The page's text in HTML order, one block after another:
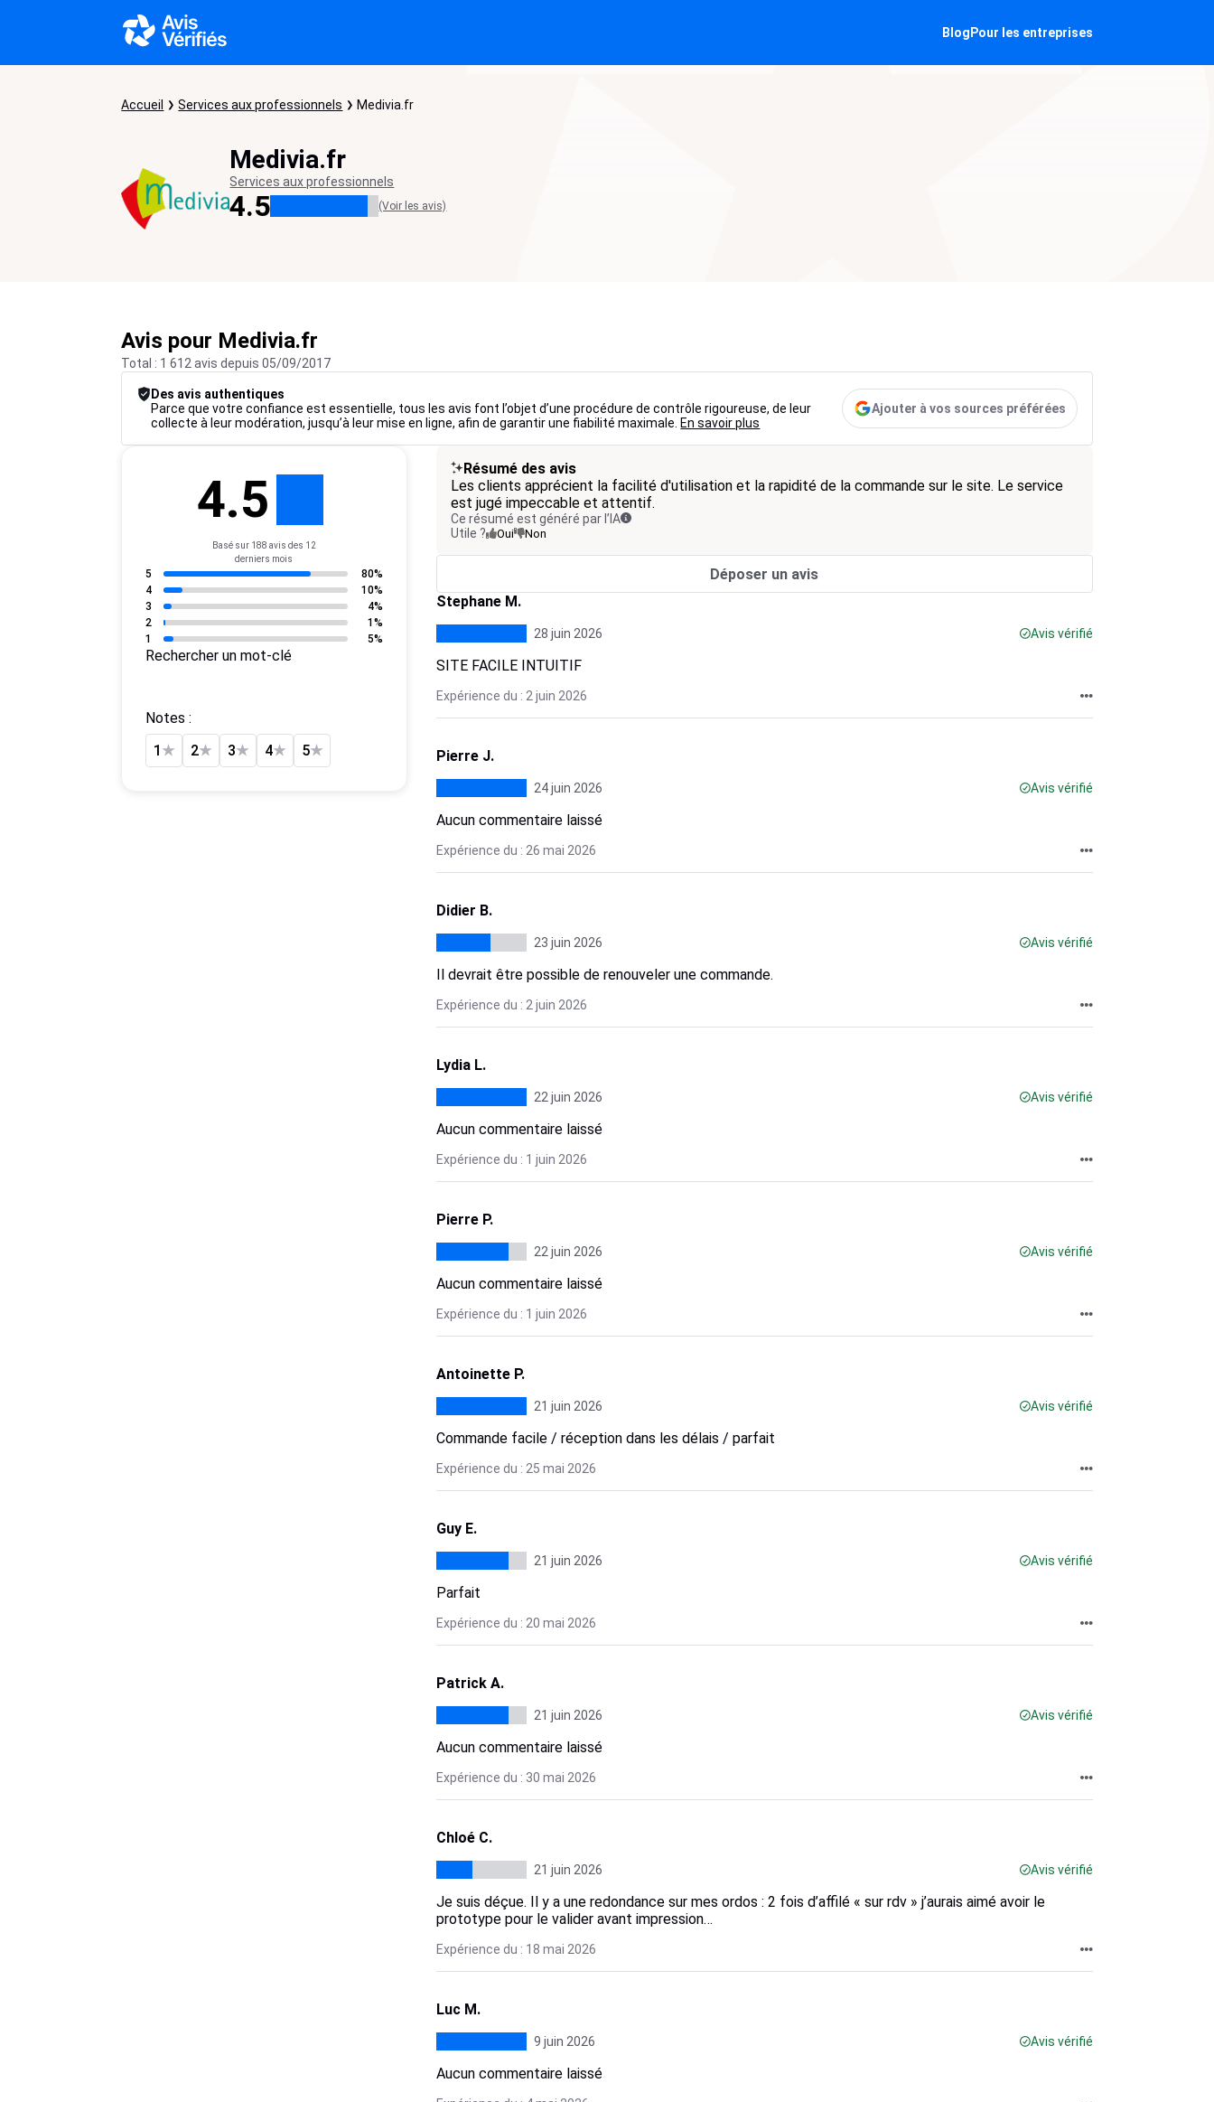
Blog Pour les entreprises
Accueil Services aux professionnels Medivia.fr
Medivia.fr
Services aux professionnels
4.5 (Voir les avis)
Avis pour Medivia.fr
Total : 1 612 avis depuis 05/09/2017
Des avis authentiques
Parce que votre confiance est essentielle, tous les avis font l’objet d’une procédure de contrôle rigoureuse, de leur
collecte à leur modération, jusqu’à leur mise en ligne, afin de garantir une fiabilité maximale. En savoir plus
Ajouter à vos sources préférées
4.5
Basé sur 188 avis des 12
derniers mois
5
80%
4
10%
3
4%
2
1%
1
5%
Rechercher un mot-clé
Notes :
1 ★ 2★ 3★ 4★ 5★
Résumé des avis
Les clients apprécient la facilité d'utilisation et la rapidité de la commande sur le site. Le service
est jugé impeccable et attentif.
Ce résumé est généré par l’IA
Utile ?
Oui Non
Déposer un avis
Stephane M.
28 juin 2026 Avis vérifié
SITE FACILE INTUITIF
Expérience du : 2 juin 2026
Pierre J.
24 juin 2026 Avis vérifié
Aucun commentaire laissé
Expérience du : 26 mai 2026
Didier B.
23 juin 2026 Avis vérifié
Il devrait être possible de renouveler une commande.
Expérience du : 2 juin 2026
Lydia L.
22 juin 2026 Avis vérifié
Aucun commentaire laissé
Expérience du : 1 juin 2026
Pierre P.
22 juin 2026 Avis vérifié
Aucun commentaire laissé
Expérience du : 1 juin 2026
Antoinette P.
21 juin 2026 Avis vérifié
Commande facile / réception dans les délais / parfait
Expérience du : 25 mai 2026
Guy E.
21 juin 2026 Avis vérifié
Parfait
Expérience du : 20 mai 2026
Patrick A.
21 juin 2026 Avis vérifié
Aucun commentaire laissé
Expérience du : 30 mai 2026
Chloé C.
21 juin 2026 Avis vérifié
Je suis déçue. Il y a une redondance sur mes ordos : 2 fois d’affilé « sur rdv » j’aurais aimé avoir le
prototype pour le valider avant impression…
Expérience du : 18 mai 2026
Luc M.
9 juin 2026 Avis vérifié
Aucun commentaire laissé